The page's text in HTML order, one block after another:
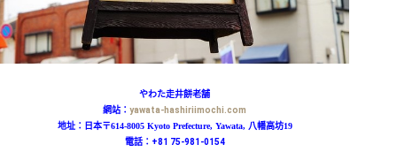
やわた走井餅老舗
網站：yawata-hashiriimochi.com
地址：日本〒614-8005 Kyoto Prefecture, Yawata, 八幡高坊19
電話： +81 75-981-0154